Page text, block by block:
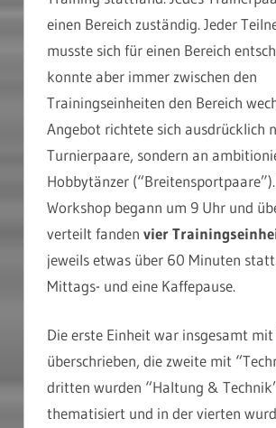
einen Bereich zuständig. Jeder
musste sich für einen Bereich
konnte aber immer zwischen den
Trainingseinheiten den Bereich
Angebot richtete sich ausdrücklich
Turnierpaare, sondern an
Hobbytänzer
Workshop begann um 9 Uhr und
verteilt fanden vier
jeweils etwas über 60 Minuten
Mittags- und eine Kaffepause.
Die erste Einheit war insgesamt
überschrieben, die zweite mit
dritten wurden “Haltung &
thematisiert und in der vierten